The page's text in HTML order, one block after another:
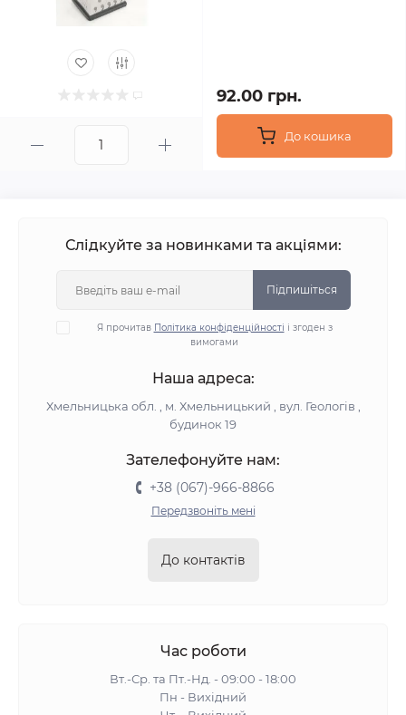
92.00 грн.
До кошика
Слідкуйте за новинками та акціями:
Підпишіться
Я прочитав Політика конфіденційності і згоден з
вимогами
Наша адреса:
Хмельницька обл. , м. Хмельницький , вул. Геологів ,
будинок 19
Зателефонуйте нам:
+38 (067)-966-8866
Передзвоніть мені
До контактів
Час роботи
Вт.-Ср. та Пт.-Нд. - 09:00 - 18:00
Пн - Вихідний